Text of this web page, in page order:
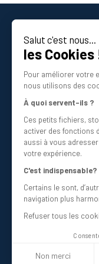
Salut c'est nous...
les Cookies
Pour améliorer votre
nous utilisons des
À quoi servent-ils ?
Ces petits fichiers,
activer des fonctions
aussi à vous
votre expérience.
C'est indispensable?
Certains le sont,
navigation plus
Refuser tous les
Non merci